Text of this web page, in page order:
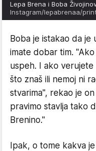
Lepa Brena i Boba
Instagram/lepabrenaa/
Boba je istakao da
imate dobar tim.
uspeh. I ako
što znaš ili nemoj ni
stvarima", rekao je
pravimo stavlja tako
Brenino."
Ipak, o tome kakva